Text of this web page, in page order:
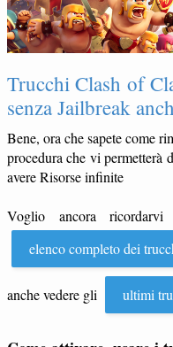
Trucchi Clash of
senza Jailbreak
Bene, ora che sapete come
procedura che vi permetterà
avere Risorse infinite
Voglio ancora
elenco completo dei
anche vedere gli ultimi